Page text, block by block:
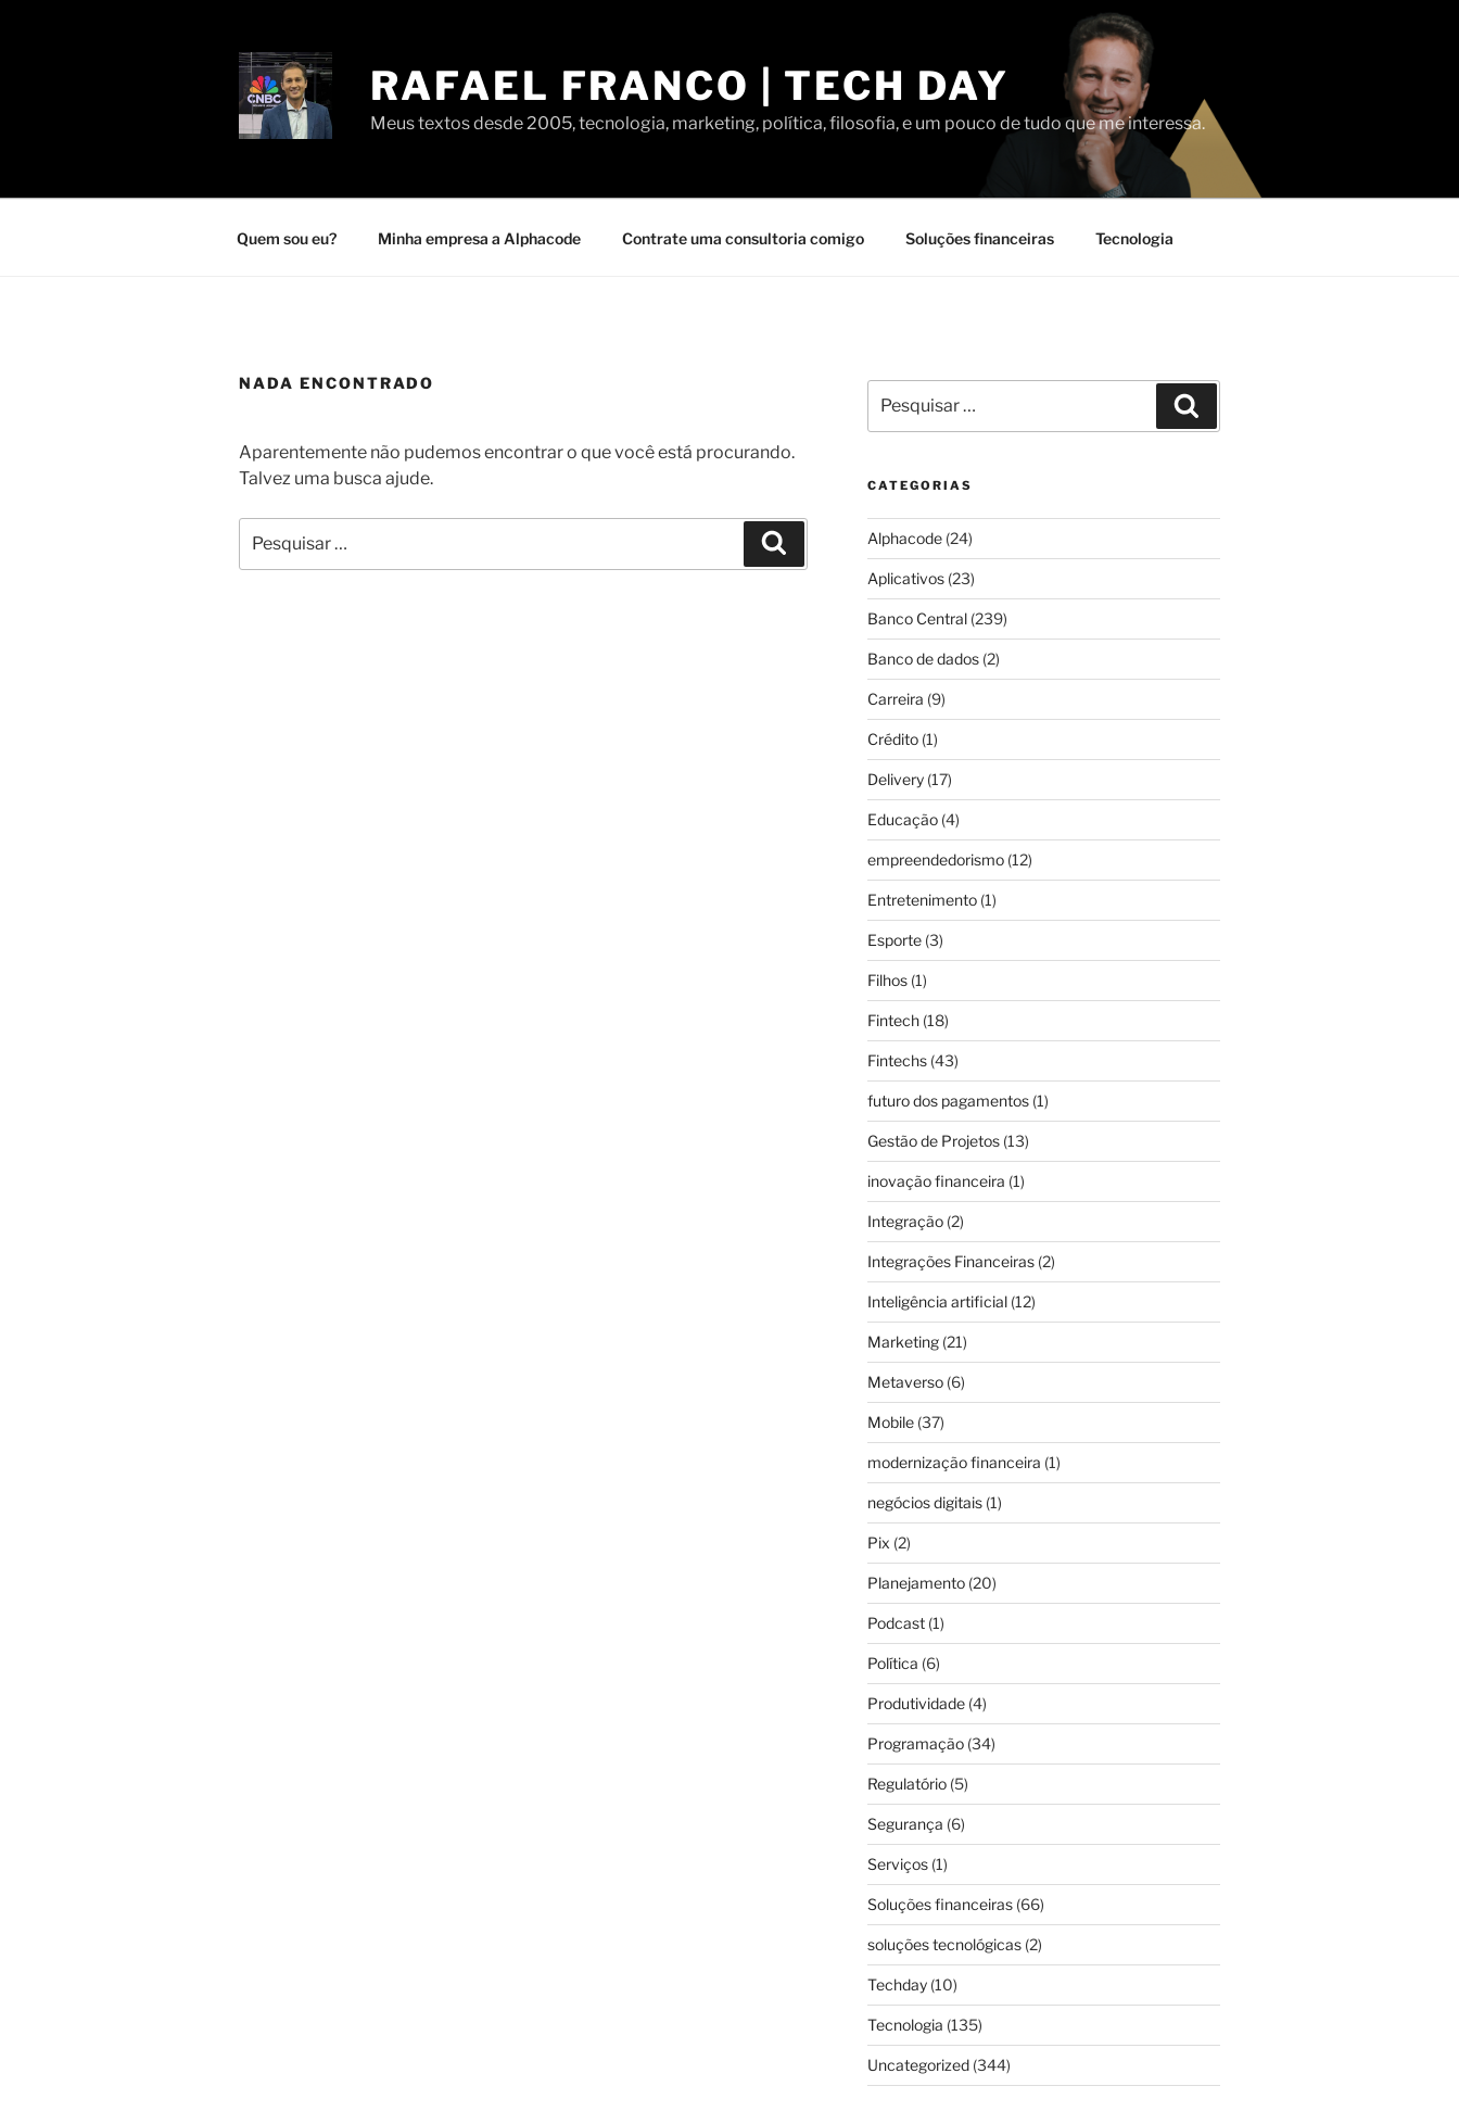
RAFAEL FRANCO | TECH DAY
Meus textos desde 2005, tecnologia, marketing, política, filosofia, e um pouco de tudo que me interessa.
Quem sou eu? Minha empresa a Alphacode Contrate uma consultoria comigo Soluções financeiras Tecnologia
NADA ENCONTRADO
Aparentemente não pudemos encontrar o que você está procurando.
Talvez uma busca ajude.
por:
Pesquisar
por:
CATEGORIAS
Alphacode(24)
Aplicativos(23)
Banco Central(239)
Banco de dados(2)
Carreira (9)
Crédito(1)
Delivery(17)
Educação(4)
empreendedorismo(12)
Entretenimento(1)
Esporte(3)
Filhos(1)
Fintech(18)
Fintechs(43)
futuro dos pagamentos(1)
Gestão de Projetos(13)
inovação financeira (1)
Integração(2)
Integrações Financeiras(2)
Inteligência artificial(12)
Marketing(21)
Metaverso(6)
Mobile(37)
modernização financeira (1)
negócios digitais(1)
Pix (2)
Planejamento(20)
Podcast(1)
Política (6)
Produtividade(4)
Programação(34)
Regulatório(5)
Segurança (6)
Serviços(1)
Soluções financeiras(66)
soluções tecnológicas(2)
Techday(10)
Tecnologia (135)
Uncategorized(344)